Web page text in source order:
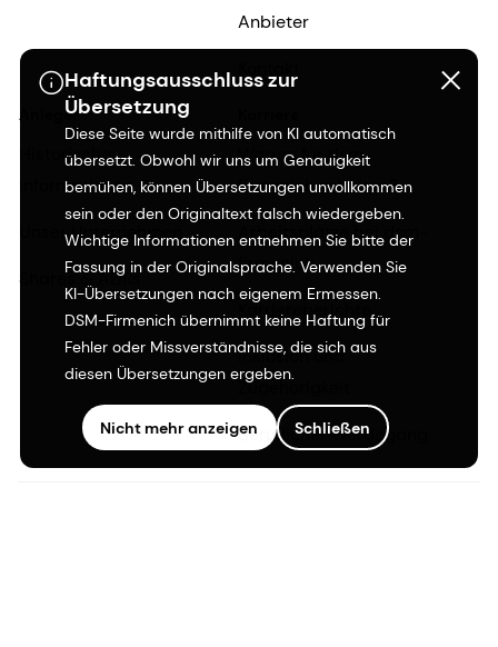
Haftungsausschluss zur
Übersetzung
Diese Seite wurde mithilfe von KI automatisch
übersetzt. Obwohl wir uns um Genauigkeit
bemühen, können Übersetzungen unvollkommen
sein oder den Originaltext falsch wiedergeben.
Wichtige Informationen entnehmen Sie bitte der
Fassung in der Originalsprache. Verwenden Sie
KI-Übersetzungen nach eigenem Ermessen.
DSM-Firmenich übernimmt keine Haftung für
Fehler oder Missverständnisse, die sich aus
diesen Übersetzungen ergeben.
Nicht mehr anzeigen Schließen
Anbieter
Anleger
Historische
Informationen
Unser Unternehmen
Shares & ADRs
Warum für dsm-
firmenich arbeiten?
Arbeitsplätze bei dsm-
firmenich
Karriereberichte
Inklusion und
Zugehörigkeit
Beruflicher Werdegang